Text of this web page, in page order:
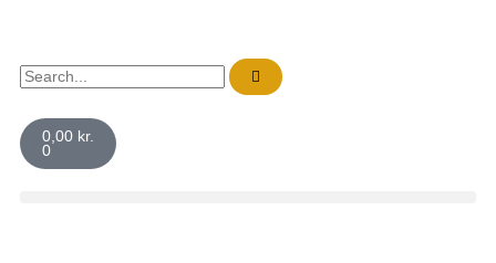
Søg
0,00 kr.
0
Kurv
6Cm
antal